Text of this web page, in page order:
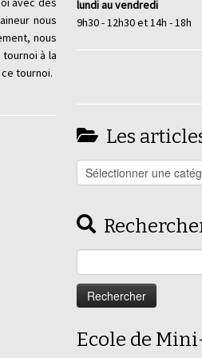
nous
nous
à la
ce tournoi.
lundi au vendredi
9h30 - 12h30 et 14h - 18h
Les
Les
articles
Ecole de